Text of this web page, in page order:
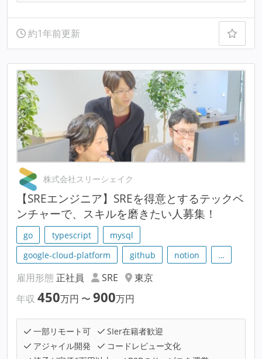
約1年前更新
株式会社スリーシェイク
【SREエンジニア】SREを得意とするテックベ
ンチャーで、スキルを磨きたい人募集！
go typescript
mysql
google-cloud-platform
github notion …
雇用形態 正社員 SRE
東京
年収 450万円 〜 900万円
一部リモート可
SIer在籍者歓迎
アジャイル開発
コードレビュー文化